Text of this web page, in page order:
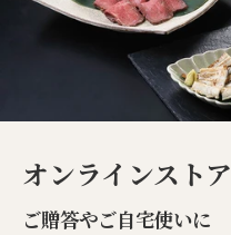
オンラインストア
ご贈答やご自宅使いに